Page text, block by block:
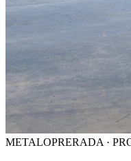
METALOPRERADA ·